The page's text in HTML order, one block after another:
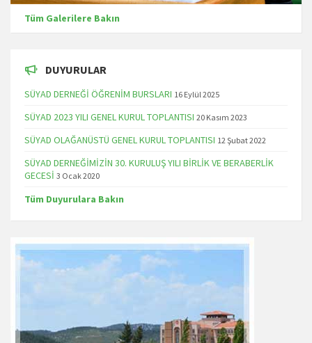
Tüm Galerilere Bakın
DUYURULAR
SÜYAD DERNEĞİ ÖĞRENİM BURSLARI 16 Eylül 2025
SÜYAD 2023 YILI GENEL KURUL TOPLANTISI 20 Kasım 2023
SÜYAD OLAĞANÜSTÜ GENEL KURUL TOPLANTISI 12 Şubat 2022
SÜYAD DERNEĞİMİZİN 30. KURULUŞ YILI BİRLİK VE BERABERLİK
GECESİ 3 Ocak 2020
Tüm Duyurulara Bakın